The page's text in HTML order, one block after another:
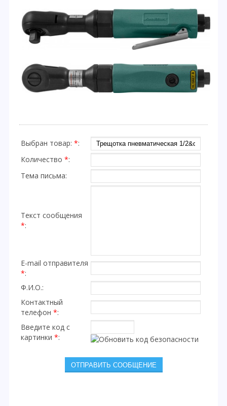
Выбран товар: *:
Количество *:
Тема письма:
Текст сообщения
*:
E-mail отправителя
*:
Ф.И.О.:
Контактный
телефон *:
Введите код с
картинки *: